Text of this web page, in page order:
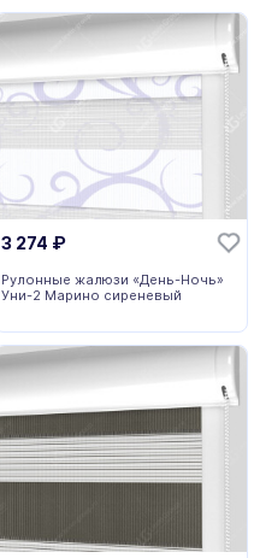
3 274 ₽
Рулонные жалюзи «День-Ночь»
Уни-2 Марино сиреневый